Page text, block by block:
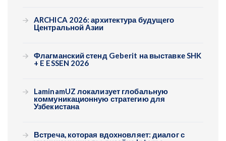
ARCHICA 2026: архитектура будущего
Центральной Азии
Флагманский стенд Geberit на выставке SHK
+ E ESSEN 2026
LaminamUZ локализует глобальную
коммуникационную стратегию для
Узбекистана
Встреча, которая вдохновляет: диалог с